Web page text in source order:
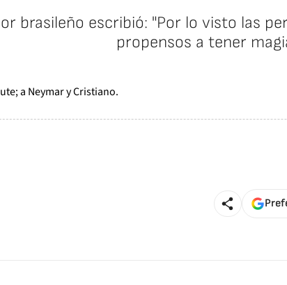
brasileño escribió: "Por lo visto las
propensos a tener